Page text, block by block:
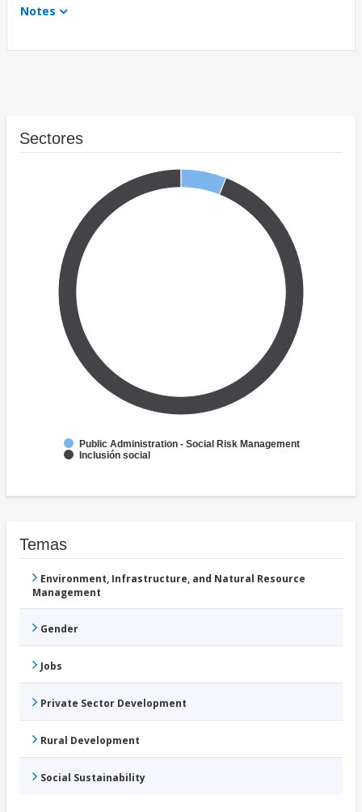
Notes
Sectores
Public Administration - Social Risk Management
Inclusión social
Temas
Environment, Infrastructure, and Natural Resource
Management
Gender
Jobs
Private Sector Development
Rural Development
Social Sustainability